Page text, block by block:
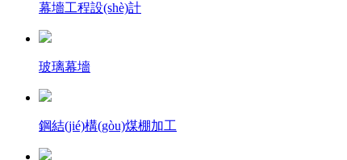
幕墻工程設(shè)計
玻璃幕墻
鋼結(jié)構(gòu)煤棚加工